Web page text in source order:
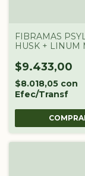
FIBRAMAS
HUSK + LINUM
$9.433,00
$8.018,05 con
Efec/Transf